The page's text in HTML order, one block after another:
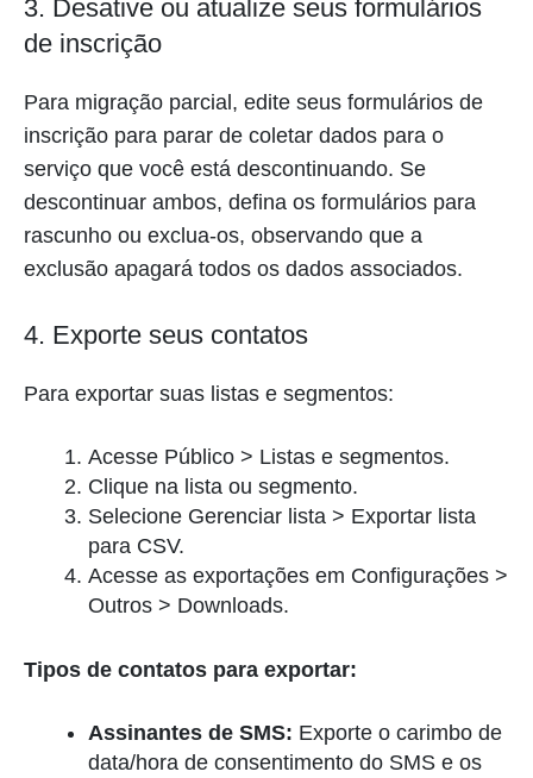
3. Desative ou atualize seus formulários
de inscrição
Para migração parcial, edite seus formulários de
inscrição para parar de coletar dados para o
serviço que você está descontinuando. Se
descontinuar ambos, defina os formulários para
rascunho ou exclua-os, observando que a
exclusão apagará todos os dados associados.
4. Exporte seus contatos
Para exportar suas listas e segmentos:
Acesse Público > Listas e segmentos.
Clique na lista ou segmento.
Selecione Gerenciar lista > Exportar lista
para CSV.
Acesse as exportações em Configurações >
Outros > Downloads.
Tipos de contatos para exportar:
Assinantes de SMS: Exporte o carimbo de
data/hora de consentimento do SMS e os